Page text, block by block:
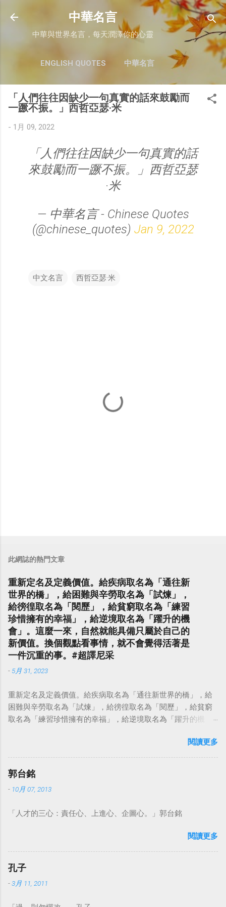
跳至主要內容
中華名言
中華與世界名言，每天潤澤你的心靈
ENGLISH QUOTES 中華名言
「人們往往因缺少一句真實的話來鼓勵而
一蹶不振。」西哲亞瑟·米
- 1月 09, 2022
「人們往往因缺少一句真實的話
來鼓勵而一蹶不振。」西哲亞瑟
·米
— 中華名言 - Chinese Quotes
(@chinese_quotes) Jan 9, 2022
中文名言 西哲亞瑟·米
此網誌的熱門文章
重新定名及定義價值。給疾病取名為「通往新
世界的橋」，給困難與辛勞取名為「試煉」，
給徬徨取名為「閱歷」，給貧窮取名為「練習
珍惜擁有的幸福」，給逆境取名為「躍升的機
會」。這麼一來，自然就能具備只屬於自己的
新價值。換個觀點看事情，就不會覺得活著是
一件沉重的事。#超譯尼采
- 5月 31, 2023
重新定名及定義價值。給疾病取名為「通往新世界的橋」，給
困難與辛勞取名為「試煉」，給徬徨取名為「閱歷」，給貧窮
取名為「練習珍惜擁有的幸福」，給逆境取名為「躍升的機
點看事情，就不會覺得活著是一件沉重的事。#超譯尼采 — 中
華名言 - Chinese Quotes (@chinese_quotes) May 23, 2023
閱讀更多
郭台銘
- 10月 07, 2013
「人才的三心：責任心、上進心、企圖心。」郭台銘
閱讀更多
孔子
-3月 11, 2011